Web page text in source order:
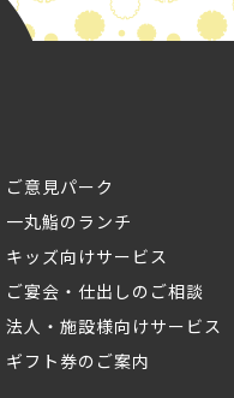
ご意見パーク
一丸鮨のランチ
キッズ向けサービス
ご宴会・仕出しのご相談
法人・施設様向けサービス
ギフト券のご案内